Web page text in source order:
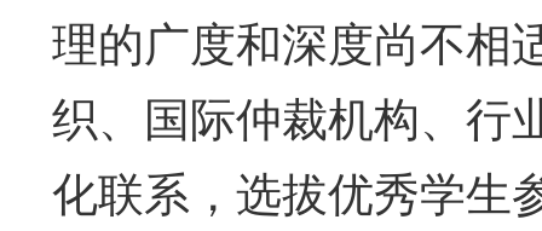
理的广度和深度尚不相
织、国际仲裁机构、行
化联系，选拔优秀学生